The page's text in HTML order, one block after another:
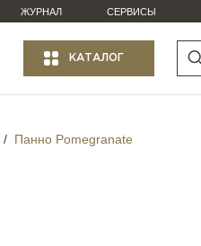
ЖУРНАЛ СЕРВИСЫ
КАТАЛОГ
Панно Pomegranate